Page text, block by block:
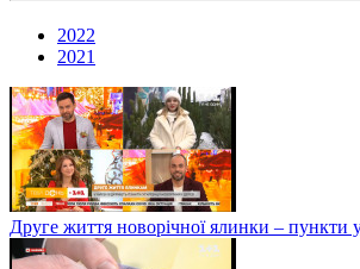
2022
2021
Друге життя новорічної ялинки – пункти